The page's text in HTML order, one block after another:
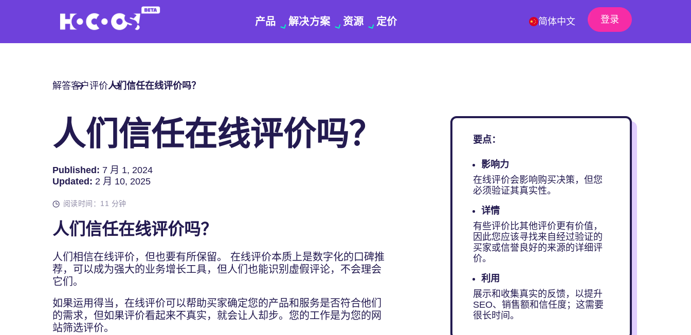
产品 解决方案 资源 定价 简体中文 登录
解答客户评价人们信任在线评价吗？
人们信任在线评价吗？
Published: 7 月 1, 2024
Updated: 2 月 10, 2025
阅读时间：11 分钟
人们信任在线评价吗？
人们相信在线评价，但也要有所保留。 在线评价本质上是数字化的口碑推
荐，可以成为强大的业务增长工具，但人们也能识别虚假评论，不会理会
它们。
如果运用得当，在线评价可以帮助买家确定您的产品和服务是否符合他们
的需求，但如果评价看起来不真实，就会让人却步。您的工作是为您的网
站筛选评价。
要点：
影响力
在线评价会影响购买决策，但您
必须验证其真实性。
详情
有些评价比其他评价更有价值，
因此您应该寻找来自经过验证的
买家或信誉良好的来源的详细评
价。
利用
展示和收集真实的反馈，以提升
SEO、销售额和信任度；这需要
很长时间。